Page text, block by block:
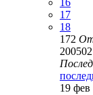
16
17
18
172
200502
19 фев